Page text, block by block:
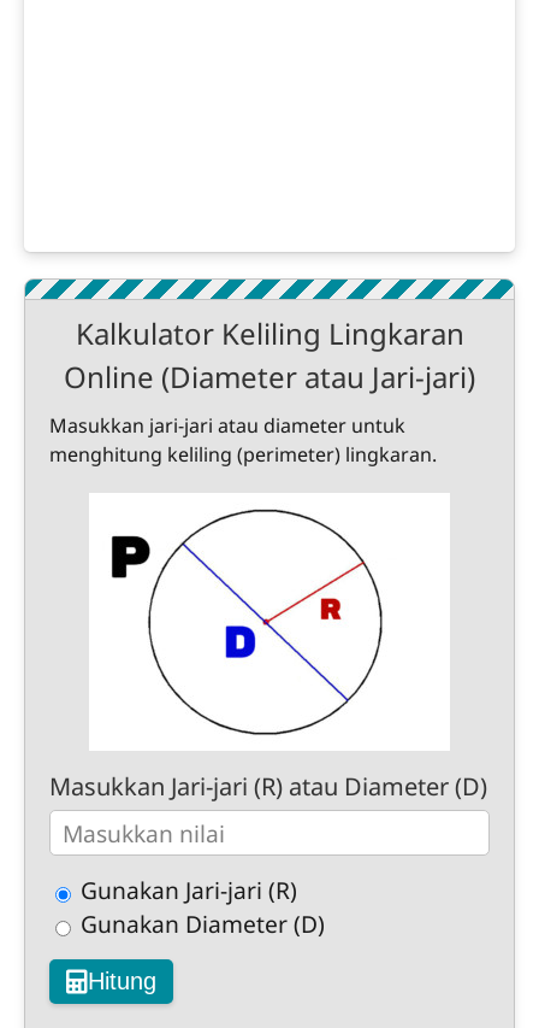
Kalkulator Keliling Lingkaran
Online (Diameter atau Jari-jari)
Masukkan jari-jari atau diameter untuk
menghitung keliling (perimeter) lingkaran.
Masukkan Jari-jari (R) atau Diameter (D)
Gunakan Jari-jari (R)
Gunakan Diameter (D)
Hitung